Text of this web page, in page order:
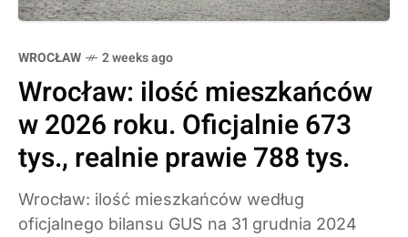
WROCŁAW 2 weeks ago
Wrocław: ilość mieszkańców
w 2026 roku. Oficjalnie 673
tys., realnie prawie 788 tys.
Wrocław: ilość mieszkańców według
oficjalnego bilansu GUS na 31 grudnia 2024